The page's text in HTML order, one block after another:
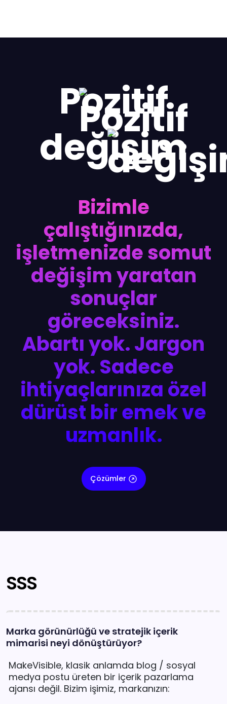
Pozitif
değişim
Bizimle
çalıştığınızda,
işletmenizde somut
değişim yaratan
sonuçlar
göreceksiniz.
Abartı yok. Jargon
yok. Sadece
ihtiyaçlarınıza özel
dürüst bir emek ve
uzmanlık.
Çözümler
SSS
Marka görünürlüğü ve stratejik içerik
mimarisi neyi dönüştürüyor?
MakeVisible, klasik anlamda blog / sosyal
medya postu üreten bir içerik pazarlama
ajansı değil. Bizim işimiz, markanızın: